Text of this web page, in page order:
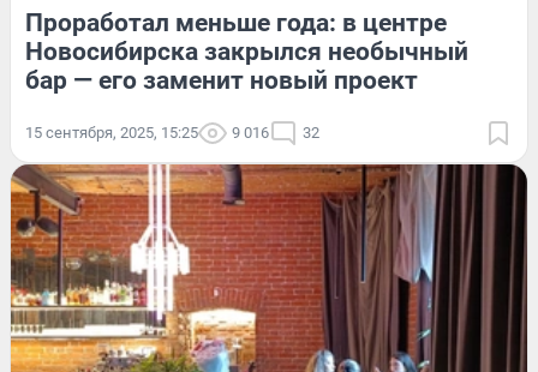
Проработал меньше года: в центре
Новосибирска закрылся необычный
бар — его заменит новый проект
15 сентября, 2025, 15:25 9 016 32